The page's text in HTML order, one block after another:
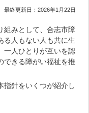
最終更新日：2026年1月22日
組みとして、合志市障
る人もない人も共に生
人ひとりが互いを認
できる障がい福祉を推
針をいくつが紹介し